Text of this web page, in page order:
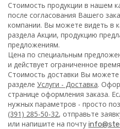
Стоимость продукции в нашем
после согласования Вашего
компании. Вы можете видеть в
раздела Акции, продукцию
предложениям.
Цена по специальным
и действует ограниченное
Стоимость доставки Вы можете
разделе Услуги - Доставка.
странице оформления заказа.
нужных параметров - просто
(391) 285-50-32, отправьте
или напишите на почту